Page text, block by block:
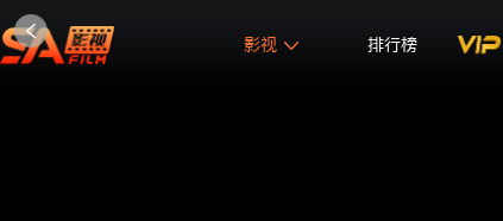
影视 排行榜